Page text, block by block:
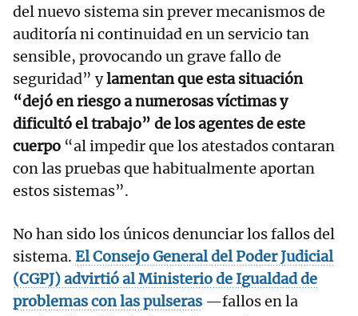
del nuevo sistema sin prever mecanismos de
auditoría ni continuidad en un servicio tan
sensible, provocando un grave fallo de
seguridad” ylamentan que esta situación
“dejó en riesgo a numerosas víctimas y
dificultó el trabajo” de los agentes de este
cuerpo “al impedir que los atestados contaran
con las pruebas que habitualmente aportan
estos sistemas”.
No han sido los únicos denunciar los fallos del
sistema. El Consejo General del Poder Judicial
(CGPJ) advirtió al Ministerio de Igualdad de
problemas con las pulseras —fallos en la